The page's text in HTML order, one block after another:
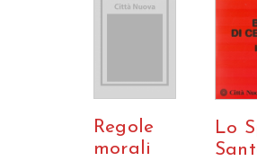
Regole
morali
Lo